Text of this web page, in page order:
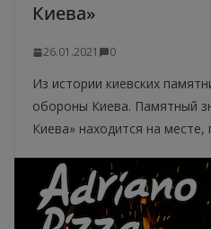
Киева»
26.01.2021 0
Из истории киевских
обороны Киева. Памятный
Киева» находится на месте,